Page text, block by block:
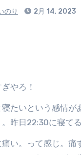
のり 2月 14, 2023
やろ！
たいという感情が
昨日22:30に寝てる
い。って感じ。痛